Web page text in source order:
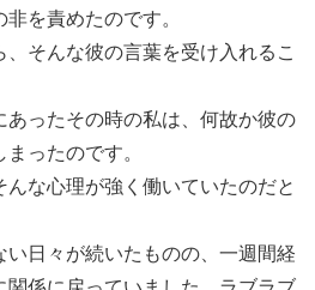
を責めたのです。
そんな彼の言葉を受け入れるこ
あったその時の私は、何故か彼の
ったのです。
な心理が強く働いていたのだと
い日々が続いたものの、一週間経